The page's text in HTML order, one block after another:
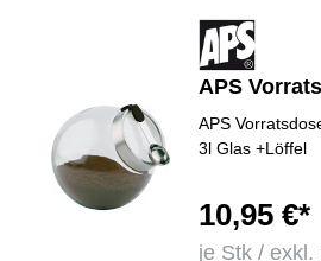
APS
APS
3l Glas +Löffel
10,95 €*
je Stk /